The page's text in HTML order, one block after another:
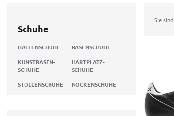
Schuhe
HALLENSCHUHE
RASENSCHUHE
KUNSTRASEN-
SCHUHE
HARTPLATZ-
SCHUHE
STOLLENSCHUHE
NOCKENSCHUHE
Sie